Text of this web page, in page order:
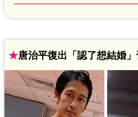
親的過世非常難過，只是
男生，我不太會在別人面
★唐治平復出「認了想結婚